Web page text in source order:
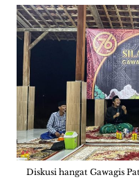
Diskusi hangat Gawagis